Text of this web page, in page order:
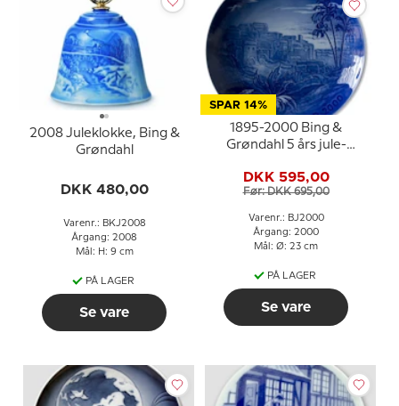
2008 Juleklokke, Bing &
Grøndahl
DKK 480,00
Varenr.: BKJ2008
Årgang: 2008
Mål: H: 9 cm
PÅ LAGER
Se vare
SPAR 14%
1895-2000 Bing &
Grøndahl 5 års jule-
DKK 595,00
Før: DKK 695,00
Varenr.: BJ2000
Årgang: 2000
Mål: Ø: 23 cm
PÅ LAGER
Se vare